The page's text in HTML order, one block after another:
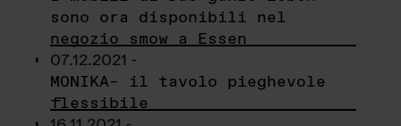
sono ora disponibili nel
negozio smow a Essen
07.12.2021 -
MONIKA– il tavolo pieghevole
flessibile